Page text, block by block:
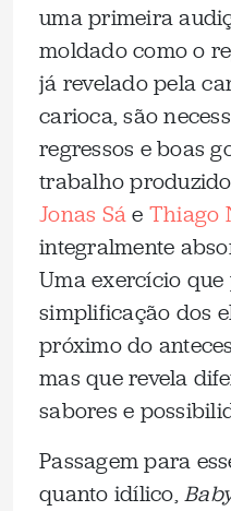
uma primeira
moldado como o
já revelado pela
carioca, são
regressos e boas
trabalho
Jonas Sáe Thiago
integralmente
Uma exercício
simplificação dos
próximo do
mas que revela
sabores e
Passagem para
quanto idílico,